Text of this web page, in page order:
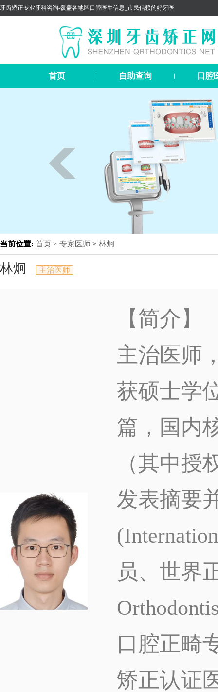
牙齿矫正专业牙科咨询-覆盖各地区口腔医生信息_市民信赖的好牙医
首页 自助查询 口腔
当前位置: 首页 > 专家医师 > 林炯
林炯 主治医师
【简介】
主治医师
获硕士学
篇，国内
（其中授
发表摘要
员、世界
口腔正畸
矫正认证